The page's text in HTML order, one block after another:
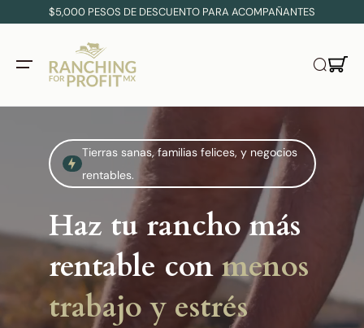
$5,000 PESOS DE DESCUENTO PARA ACOMPAÑANTES
Tierras sanas, familias felices, y negocios
rentables.
Haz tu rancho más
rentable con menos
trabajo y estrés